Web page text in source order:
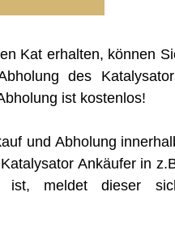
Kat erhalten, können
des
ist kostenlos!
und Abholung
Ankäufer in
ist, meldet dieser